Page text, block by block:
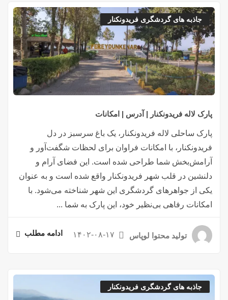
جاذبه های گردشگری فریدونکنار
پارک لاله فریدونکنار | آدرس | امکانات
پارک ساحلی لاله فریدونکنار، یک باغ سرسبز در دل
فریدونکنار، با امکانات فراوان برای لحظات شگفت‌آور و
آرامش‌بخش شما طراحی شده است. این فضای آرام و
دلنشین در قلب شهر فریدونکنار واقع شده است و به عنوان
یکی از جواهرهای گردشگری این شهر شناخته می‌شود. با
امکانات رفاهی بی‌نظیر خود، این پارک به شما ...
تولید محتوا لوپاس ۱۴۰۲-۰۸-۱۷ ادامه مطلب
جاذبه های گردشگری فریدونکنار